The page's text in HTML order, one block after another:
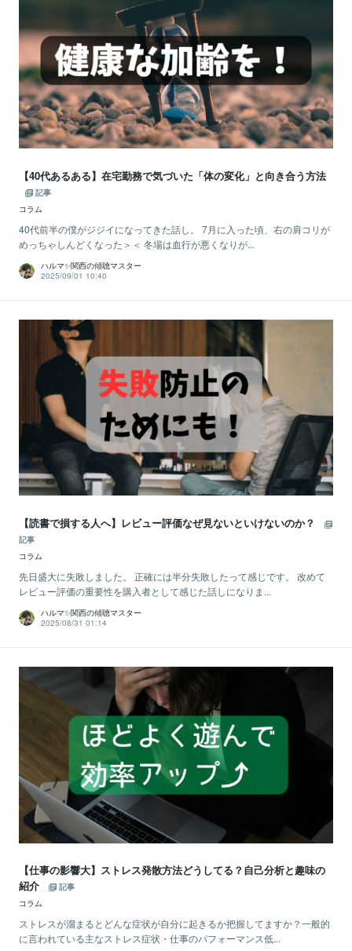
【40代あるある】在宅勤務で気づいた「体の変化」と向き合う方法
記事
コラム
40代前半の僕がジジイになってきた話し。 7月に入った頃、右の肩コリが
めっちゃしんどくなった＞＜ 冬場は血行が悪くなりが...
ハルマ✨関西の傾聴マスター
2025/09/01 10:40
【読書で損する人へ】レビュー評価なぜ見ないといけないのか？
記事
コラム
先日盛大に失敗しました。 正確には半分失敗したって感じです。 改めて
レビュー評価の重要性を購入者として感じた話しになりま...
ハルマ✨関西の傾聴マスター
2025/08/31 01:14
【仕事の影響大】ストレス発散方法どうしてる？自己分析と趣味の
紹介
記事
コラム
ストレスが溜まるとどんな症状が自分に起きるか把握してますか？一般的
に言われている主なストレス症状・仕事のパフォーマンス低...